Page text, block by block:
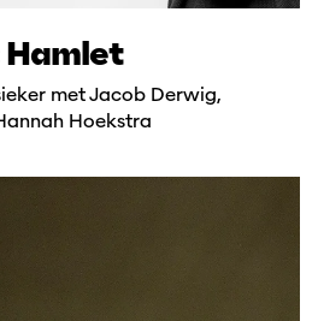
Hamlet
met Jacob Derwig,
Hoekstra